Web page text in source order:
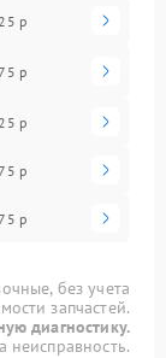
р
р
р
р
р
без учета
запчастей.
диагностику.